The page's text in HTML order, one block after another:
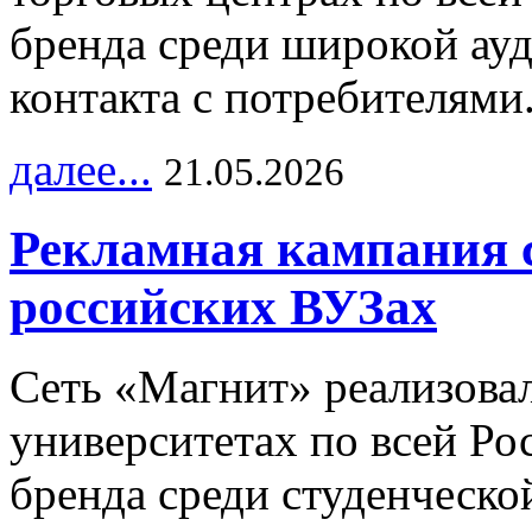
бренда среди широкой
контакта с
далее... 21.05.2026
Рекламная кампания
российских ВУЗах
Сеть «Магнит»
университетах по всей
бренда среди